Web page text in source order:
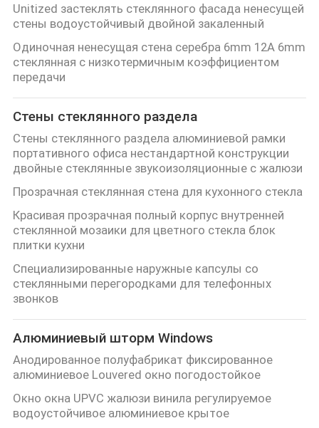
СПРОСИТЕ
ЦИТАТУ
КАРТА
САЙТА
PRIVACY
POLICY
Unitized застеклять стеклянного фасада ненесущей
стены водоустойчивый двойной закаленный
Одиночная ненесущая стена серебра 6mm 12A 6mm
стеклянная с низкотермичным коэффициентом
передачи
Стены стеклянного раздела
Стены стеклянного раздела алюминиевой рамки
портативного офиса нестандартной конструкции
двойные стеклянные звукоизоляционные с жалюзи
Прозрачная стеклянная стена для кухонного стекла
Красивая прозрачная полный корпус внутренней
стеклянной мозаики для цветного стекла блок
плитки кухни
Специализированные наружные капсулы со
стеклянными перегородками для телефонных
звонков
Алюминиевый шторм Windows
Анодированное полуфабрикат фиксированное
алюминиевое Louvered окно погодостойкое
Окно окна UPVC жалюзи винила регулируемое
водоустойчивое алюминиевое крытое